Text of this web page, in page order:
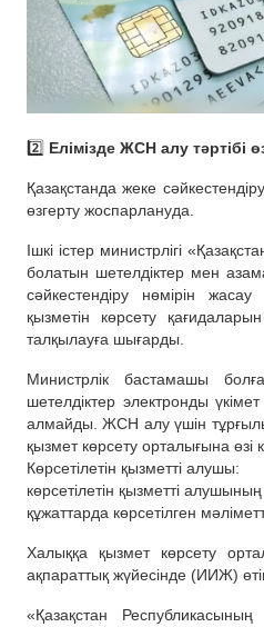
2️⃣ Елімізде ЖСН алу тәртібі
Қазақстанда жеке
өзгерту жоспарлануда.
Ішкі істер министрлігі
болатын шетелдіктер мен
сәйкестендіру нөмірін
қызметін көрсету
талқылауға шығарды.
Министрлік бастамашы
шетелдіктер электронды
алмайды. ЖСН алу үшін
қызмет көрсету орталығына өзі
Көрсетілетін қызметті алушы:
көрсетілетін қызметті
құжаттарда көрсетілген
Халыққа қызмет көрсету
ақпараттық жүйесінде (ИИЖ)
«Қазақстан